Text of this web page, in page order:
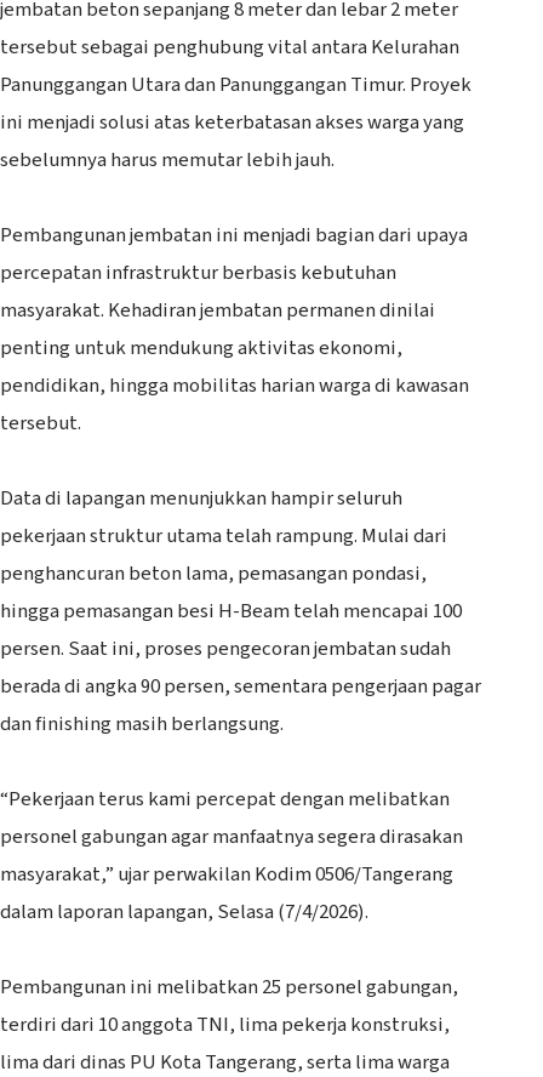
jembatan beton sepanjang 8 meter dan lebar 2 meter
tersebut sebagai penghubung vital antara Kelurahan
Panunggangan Utara dan Panunggangan Timur. Proyek
ini menjadi solusi atas keterbatasan akses warga yang
sebelumnya harus memutar lebih jauh.
‎Pembangunan jembatan ini menjadi bagian dari upaya
percepatan infrastruktur berbasis kebutuhan
masyarakat. Kehadiran jembatan permanen dinilai
penting untuk mendukung aktivitas ekonomi,
pendidikan, hingga mobilitas harian warga di kawasan
tersebut.
‎Data di lapangan menunjukkan hampir seluruh
pekerjaan struktur utama telah rampung. Mulai dari
penghancuran beton lama, pemasangan pondasi,
hingga pemasangan besi H-Beam telah mencapai 100
persen. Saat ini, proses pengecoran jembatan sudah
berada di angka 90 persen, sementara pengerjaan pagar
dan finishing masih berlangsung.
‎“Pekerjaan terus kami percepat dengan melibatkan
personel gabungan agar manfaatnya segera dirasakan
masyarakat,” ujar perwakilan Kodim 0506/Tangerang
dalam laporan lapangan, Selasa (7/4/2026).
‎Pembangunan ini melibatkan 25 personel gabungan,
terdiri dari 10 anggota TNI, lima pekerja konstruksi,
lima dari dinas PU Kota Tangerang, serta lima warga